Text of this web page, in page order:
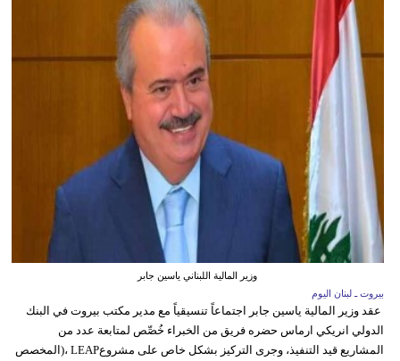
وزير المالية اللبناني ياسين جابر
بيروت ـ لبنان اليوم
عقد وزير المالية ياسين جابر اجتماعاً تنسيقياً مع مدير مكتب بيروت في البنك
الدولي انريكي ارماس حضره فريق من الخبراء خُصِّص لمتابعة عدد من
المشاريع قيد التنفيذ، وجرى التركيز بشكل خاص على مشروعLEAP ،(المخصص